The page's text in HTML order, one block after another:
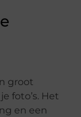
groot
foto’s. Het
en een